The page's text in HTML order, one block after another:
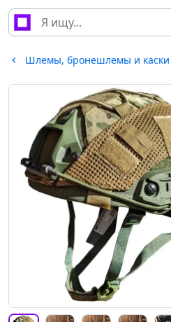
Шлемы, бронешлемы и каски